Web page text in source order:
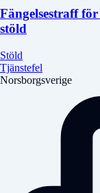
Fängelsestraff
stöld
Stöld
Tjänstefel
Norsborgsverige